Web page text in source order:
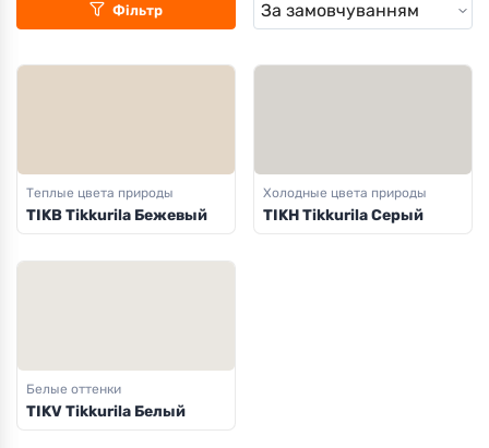
Фільтр
Теплые цвета природы
TIKB Tikkurila Бежевый
Холодные цвета природы
TIKH Tikkurila Серый
Белые оттенки
TIKV Tikkurila Белый